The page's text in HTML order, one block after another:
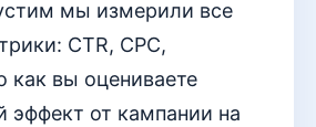
мы измерили все
CTR, CPC,
как вы оцениваете
эффект от кампании на